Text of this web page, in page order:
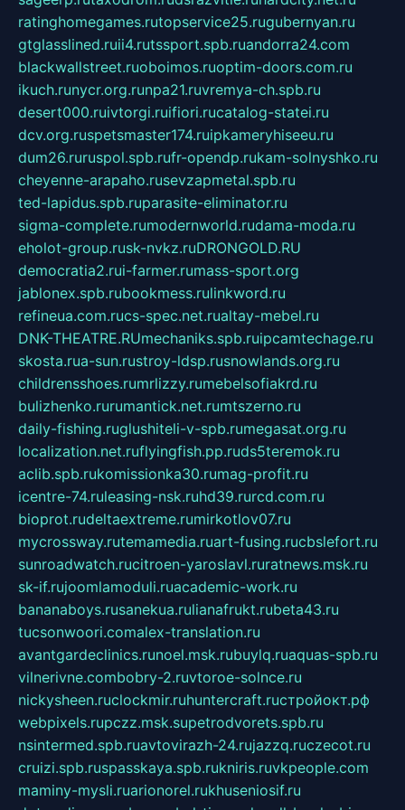
ratinghomegames.rutopservice25.rugubernyan.ru
gtglasslined.ruii4.rutssport.spb.ruandorra24.com
blackwallstreet.ruoboimos.ruoptim-doors.com.ru
ikuch.runycr.org.runpa21.ruvremya-ch.spb.ru
desert000.ruivtorgi.ruifiori.rucatalog-statei.ru
dcv.org.ruspetsmaster174.ruipkameryhiseeu.ru
dum26.ruruspol.spb.rufr-opendp.rukam-solnyshko.ru
cheyenne-arapaho.rusevzapmetal.spb.ru
ted-lapidus.spb.ruparasite-eliminator.ru
sigma-complete.rumodernworld.rudama-moda.ru
eholot-group.rusk-nvkz.ruDRONGOLD.RU
democratia2.rui-farmer.rumass-sport.org
jablonex.spb.rubookmess.rulinkword.ru
refineua.com.rucs-spec.net.rualtay-mebel.ru
DNK-THEATRE.RUmechaniks.spb.ruipcamtechage.ru
skosta.rua-sun.rustroy-ldsp.rusnowlands.org.ru
childrensshoes.rumrlizzy.rumebelsofiakrd.ru
bulizhenko.rurumantick.net.rumtszerno.ru
daily-fishing.ruglushiteli-v-spb.rumegasat.org.ru
localization.net.ruflyingfish.pp.ruds5teremok.ru
aclib.spb.rukomissionka30.rumag-profit.ru
icentre-74.ruleasing-nsk.ruhd39.rurcd.com.ru
bioprot.rudeltaextreme.rumirkotlov07.ru
mycrossway.rutemamedia.ruart-fusing.rucbslefort.ru
sunroadwatch.rucitroen-yaroslavl.ruratnews.msk.ru
sk-if.rujoomlamoduli.ruacademic-work.ru
bananaboys.rusanekua.rulianafrukt.rubeta43.ru
tucsonwoori.comalex-translation.ru
avantgardeclinics.runoel.msk.rubuylq.ruaquas-spb.ru
vilnerivne.combobry-2.ruvtoroe-solnce.ru
nickysheen.ruclockmir.ruhuntercraft.ruстройокт.рф
webpixels.rupczz.msk.supetrodvorets.spb.ru
nsintermed.spb.ruavtovirazh-24.rujazzq.ruczecot.ru
cruizi.spb.ruspasskaya.spb.rukniris.ruvkpeople.com
maminy-mysli.ruarionorel.rukhuseniosif.ru